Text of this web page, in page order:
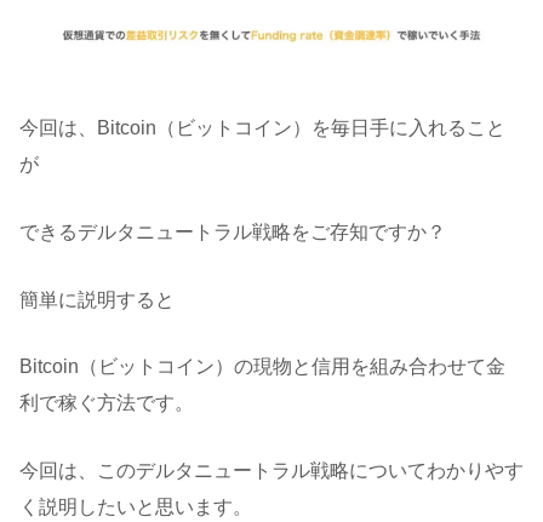
今回は、Bitcoin（ビットコイン）を毎日手に入れること
が
できるデルタニュートラル戦略をご存知ですか？
簡単に説明すると
Bitcoin（ビットコイン）の現物と信用を組み合わせて金
利で稼ぐ方法です。
今回は、このデルタニュートラル戦略についてわかりやす
く説明したいと思います。